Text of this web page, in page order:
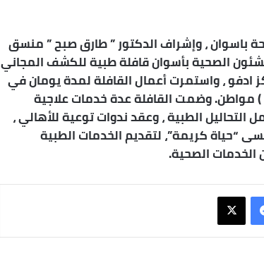
باسوان ، وإشراف الدكتور ” طارق صبح ” منسق
الصحية بأسوان قافلة طبية للكشف المجاني
ادفو ، واستمرت أعمال القافلة لمدة يومان في
كل قرية ، حيث تم إجراء الكشف الطبي على عدد ( 2785 ) مواطن. وضمت القافلة عدة خدمات علاجية
الطبية ، وعقد ندوات توعية للأهالي ،
“حياة كريمة”، لتقديم الخدمات الطبية
الخدمات الصحية.
فيسبوك
X